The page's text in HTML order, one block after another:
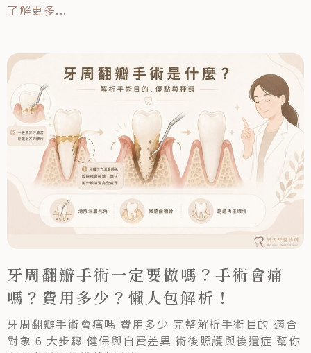
了解更多...
牙周翻瓣手術一定要做嗎？手術會痛
嗎？費用多少？懶人包解析！
牙周翻瓣手術會痛嗎 費用多少 完整解析手術目的 適合
對象 6 大步驟 健保與自費差異 術後照護與後遺症 幫你